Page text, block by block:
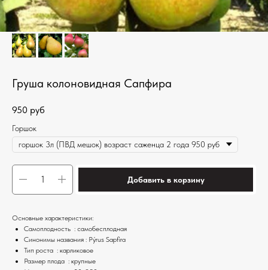
Груша колоновидная Сапфира
950 руб
Горшок
Добавить в корзину
Основные характеристики:
Самоплодность : самобесплодная
Синонимы названия : Pýrus Sapfira
Тип роста : карликовое
Размер плода : крупные